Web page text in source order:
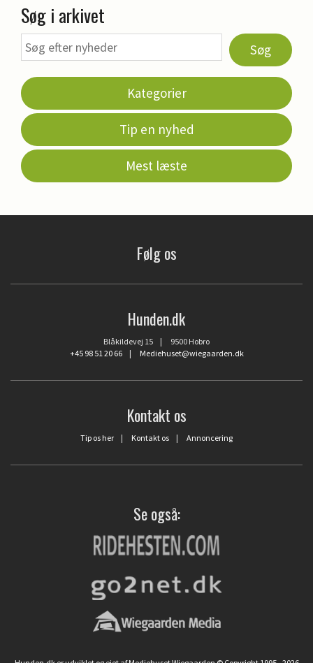
Søg i arkivet
Søg
Kategorier
Tip en nyhed
Mest læste
Følg os
Hunden.dk
Blåkildevej 15 | 9500 Hobro
+45 98 51 20 66| Mediehuset@wiegaarden.dk
Kontakt os
Tip os her | Kontakt os | Annoncering
Se også: